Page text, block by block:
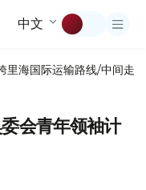
中文
里海国际运输路线/中间走廊
会青年领袖计